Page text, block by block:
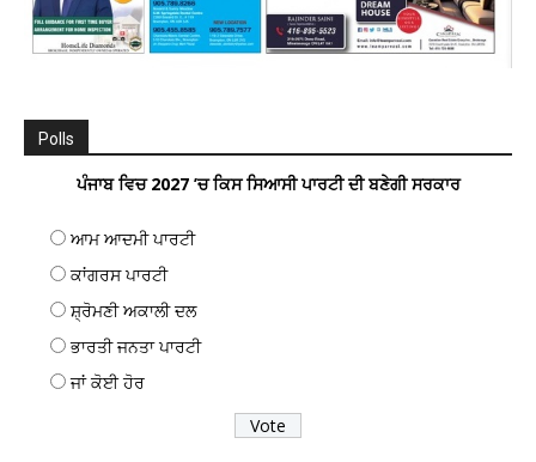
Polls
ਪੰਜਾਬ ਵਿਚ 2027 ’ਚ ਕਿਸ ਸਿਆਸੀ ਪਾਰਟੀ ਦੀ ਬਣੇਗੀ ਸਰਕਾਰ
ਆਮ ਆਦਮੀ ਪਾਰਟੀ
ਕਾਂਗਰਸ ਪਾਰਟੀ
ਸ਼੍ਰੋਮਣੀ ਅਕਾਲੀ ਦਲ
ਭਾਰਤੀ ਜਨਤਾ ਪਾਰਟੀ
ਜਾਂ ਕੋਈ ਹੋਰ